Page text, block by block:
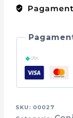
SKU: 00027